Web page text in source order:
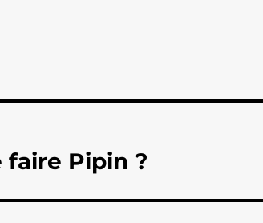
faire Pipin ?